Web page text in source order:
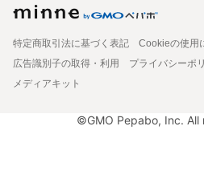
特定商取引法に基づく表記
Cookieの使用
広告識別子の取得・利用
プライバシーポ
メディアキット
©GMO Pepabo, Inc. All